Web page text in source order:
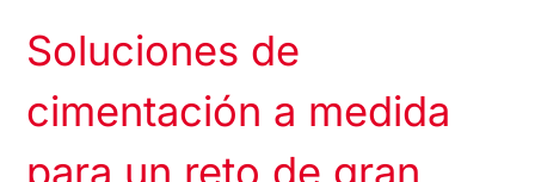
Soluciones de
cimentación a medida
para un reto de gran